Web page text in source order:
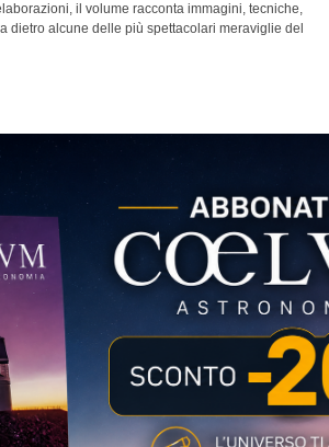
il volume racconta immagini, tecniche,
dietro alcune delle più spettacolari meraviglie del